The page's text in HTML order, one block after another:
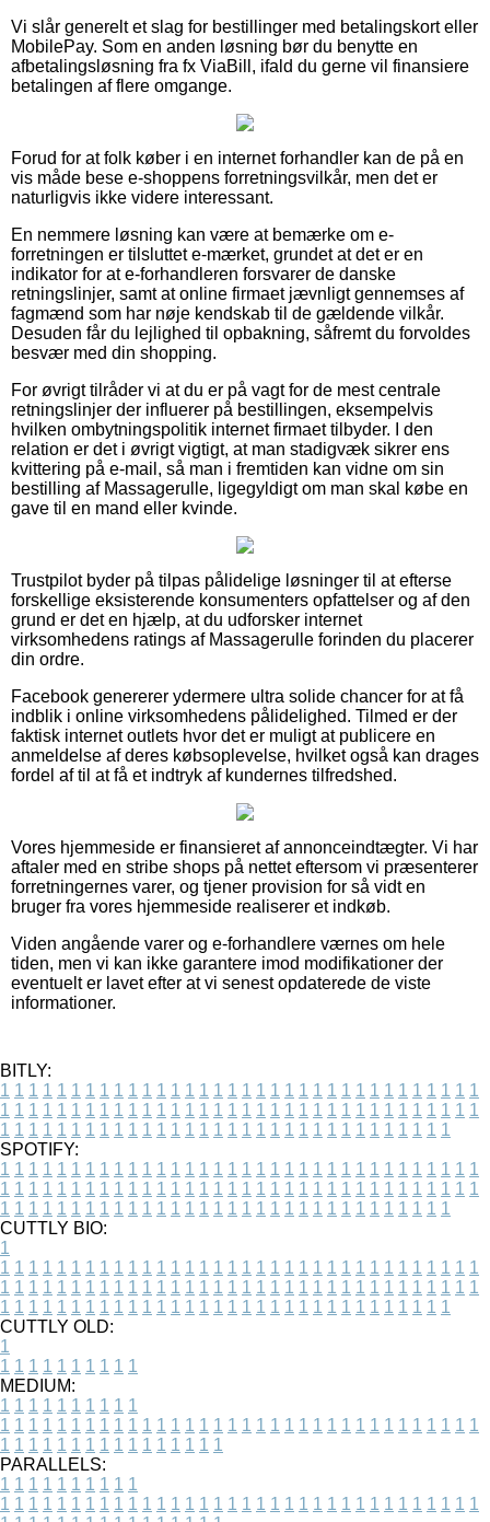
Vi slår generelt et slag for bestillinger med betalingskort eller
MobilePay. Som en anden løsning bør du benytte en
afbetalingsløsning fra fx ViaBill, ifald du gerne vil finansiere
betalingen af flere omgange.
Forud for at folk køber i en internet forhandler kan de på en
vis måde bese e-shoppens forretningsvilkår, men det er
naturligvis ikke videre interessant.
En nemmere løsning kan være at bemærke om e-
forretningen er tilsluttet e-mærket, grundet at det er en
indikator for at e-forhandleren forsvarer de danske
retningslinjer, samt at online firmaet jævnligt gennemses af
fagmænd som har nøje kendskab til de gældende vilkår.
Desuden får du lejlighed til opbakning, såfremt du forvoldes
besvær med din shopping.
For øvrigt tilråder vi at du er på vagt for de mest centrale
retningslinjer der influerer på bestillingen, eksempelvis
hvilken ombytningspolitik internet firmaet tilbyder. I den
relation er det i øvrigt vigtigt, at man stadigvæk sikrer ens
kvittering på e-mail, så man i fremtiden kan vidne om sin
bestilling af Massagerulle, ligegyldigt om man skal købe en
gave til en mand eller kvinde.
Trustpilot byder på tilpas pålidelige løsninger til at efterse
forskellige eksisterende konsumenters opfattelser og af den
grund er det en hjælp, at du udforsker internet
virksomhedens ratings af Massagerulle forinden du placerer
din ordre.
Facebook genererer ydermere ultra solide chancer for at få
indblik i online virksomhedens pålidelighed. Tilmed er der
faktisk internet outlets hvor det er muligt at publicere en
anmeldelse af deres købsoplevelse, hvilket også kan drages
fordel af til at få et indtryk af kundernes tilfredshed.
Vores hjemmeside er finansieret af annonceindtægter. Vi har
aftaler med en stribe shops på nettet eftersom vi præsenterer
forretningernes varer, og tjener provision for så vidt en
bruger fra vores hjemmeside realiserer et indkøb.
Viden angående varer og e-forhandlere værnes om hele
tiden, men vi kan ikke garantere imod modifikationer der
eventuelt er lavet efter at vi senest opdaterede de viste
informationer.
BITLY:
1 1 1 1 1 1 1 1 1 1 1 1 1 1 1 1 1 1 1 1 1 1 1 1 1 1 1 1 1 1 1 1 1 1
1 1 1 1 1 1 1 1 1 1 1 1 1 1 1 1 1 1 1 1 1 1 1 1 1 1 1 1 1 1 1 1 1 1
1 1 1 1 1 1 1 1 1 1 1 1 1 1 1 1 1 1 1 1 1 1 1 1 1 1 1 1 1 1 1 1
SPOTIFY:
1 1 1 1 1 1 1 1 1 1 1 1 1 1 1 1 1 1 1 1 1 1 1 1 1 1 1 1 1 1 1 1 1 1
1 1 1 1 1 1 1 1 1 1 1 1 1 1 1 1 1 1 1 1 1 1 1 1 1 1 1 1 1 1 1 1 1 1
1 1 1 1 1 1 1 1 1 1 1 1 1 1 1 1 1 1 1 1 1 1 1 1 1 1 1 1 1 1 1 1
CUTTLY BIO:
1
1 1 1 1 1 1 1 1 1 1 1 1 1 1 1 1 1 1 1 1 1 1 1 1 1 1 1 1 1 1 1 1 1 1
1 1 1 1 1 1 1 1 1 1 1 1 1 1 1 1 1 1 1 1 1 1 1 1 1 1 1 1 1 1 1 1 1 1
1 1 1 1 1 1 1 1 1 1 1 1 1 1 1 1 1 1 1 1 1 1 1 1 1 1 1 1 1 1 1 1
CUTTLY OLD:
1
1 1 1 1 1 1 1 1 1 1
MEDIUM:
1 1 1 1 1 1 1 1 1 1
1 1 1 1 1 1 1 1 1 1 1 1 1 1 1 1 1 1 1 1 1 1 1 1 1 1 1 1 1 1 1 1 1 1
1 1 1 1 1 1 1 1 1 1 1 1 1 1 1 1
PARALLELS:
1 1 1 1 1 1 1 1 1 1
1 1 1 1 1 1 1 1 1 1 1 1 1 1 1 1 1 1 1 1 1 1 1 1 1 1 1 1 1 1 1 1 1 1